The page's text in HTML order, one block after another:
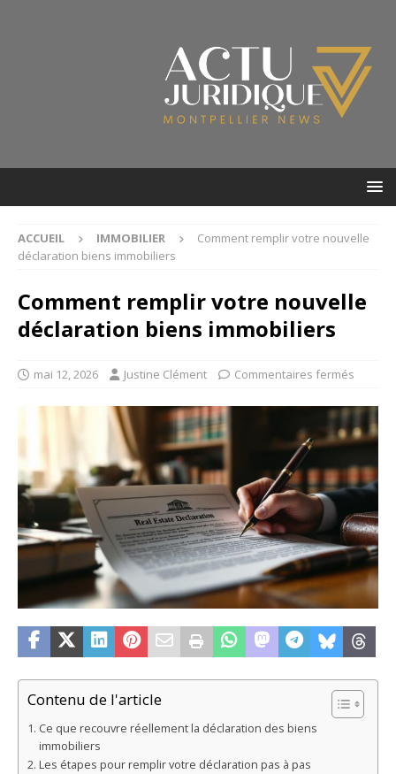
ACCUEIL IMMOBILIER
Comment remplir votre nouvelle
déclaration biens immobiliers
Comment remplir votre nouvelle
déclaration biens immobiliers
mai 12, 2026 Justine Clément Commentaires fermés
Contenu de l'article
Ce que recouvre réellement la déclaration des biens
immobiliers
Les étapes pour remplir votre déclaration pas à pas